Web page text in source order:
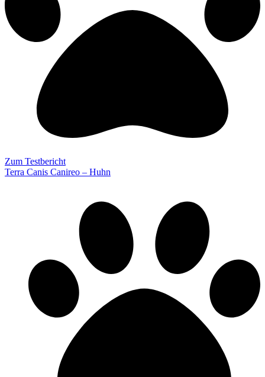
Zum Testbericht
Terra Canis Canireo – Huhn